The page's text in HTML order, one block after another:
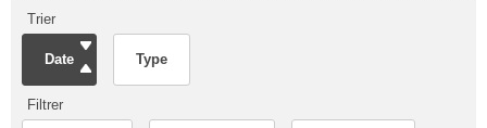
Trier
Date Type
Filtrer